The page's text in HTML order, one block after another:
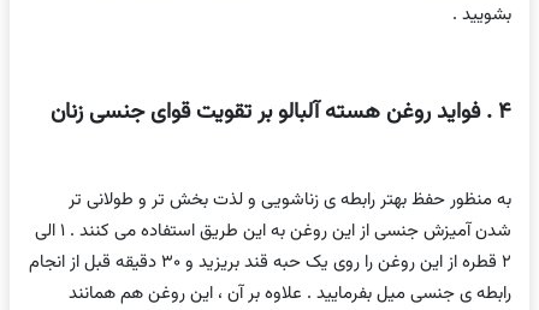
بشویید .
۴ . فواید روغن هسته آلبالو بر تقویت قوای جنسی زنان
به منظور حفظ بهتر رابطه ی زناشویی و لذت بخش تر و طولانی تر
شدن آمیزش جنسی از این روغن به این طریق استفاده می کنند . ۱ الی
۲ قطره از این روغن را روی یک حبه قند بریزید و ۳۰ دقیقه قبل از انجام
رابطه ی جنسی میل بفرمایید . علاوه بر آن ، این روغن هم همانند